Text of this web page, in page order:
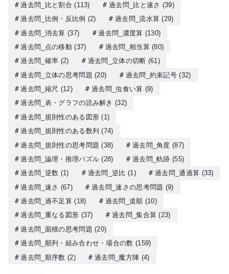
過去問_比と割合(113) 過去問_比と速さ (39)
過去問_比例・反比例 (2) 過去問_流水算 (29)
過去問_消去算 (37) 過去問_濃度算 (130)
過去問_点の移動(37) 過去問_相当算(80)
過去問_確率 (2) 過去問_立体の切断 (61)
過去問_立体の思考問題 (20) 過去問_約束記号 (32)
過去問_縮尺 (12) 過去問_虫食い算 (9)
過去問_表・グラフの読み解き (32)
過去問_規則性のある図形 (1)
過去問_規則性のある数列 (74)
過去問_規則性の思考問題 (38) 過去問_角度 (87)
過去問_論理・推理パズル (28) 過去問_軌跡 (55)
過去問_逆数 (1) 過去問_逆比 (1) 過去問_通過算 (33)
過去問_速さ (67) 過去問_速さの思考問題 (9)
過去問_過不足算(18) 過去問_道順 (10)
過去問_重なる図形 (37) 過去問_集合算 (23)
過去問_面積の思考問題 (20)
過去問_順列・組み合わせ・場合の数 (159)
過去問_順序数 (2) 過去問_魔方陣 (4)